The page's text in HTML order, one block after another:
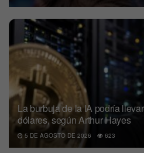
La burbuja de la IA podría
dólares, según Arthur Hayes
5 DE AGOSTO DE 2026 623